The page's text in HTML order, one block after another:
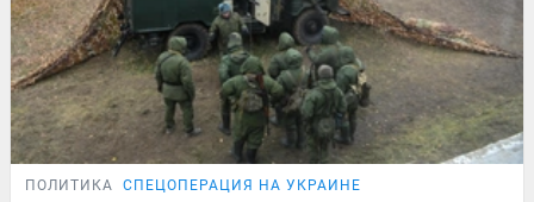
ПОЛИТИКА СПЕЦОПЕРАЦИЯ НА УКРАИНЕ